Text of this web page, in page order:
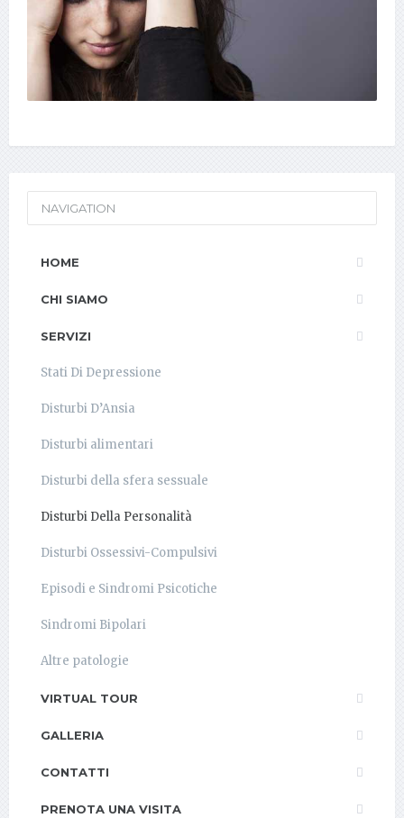
NAVIGATION
HOME
CHI SIAMO
SERVIZI
Stati Di Depressione
Disturbi D’Ansia
Disturbi alimentari
Disturbi della sfera sessuale
Disturbi Della Personalità
Disturbi Ossessivi-Compulsivi
Episodi e Sindromi Psicotiche
Sindromi Bipolari
Altre patologie
VIRTUAL TOUR
GALLERIA
CONTATTI
PRENOTA UNA VISITA